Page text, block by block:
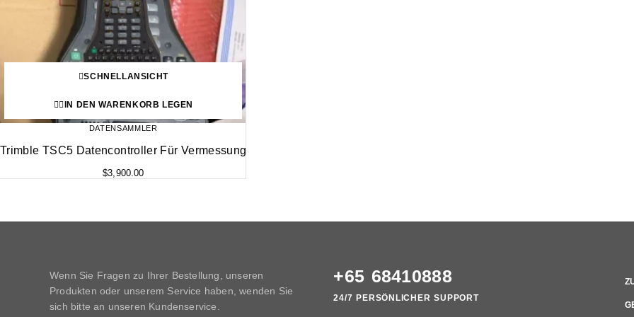
SCHNELLANSICHT
IN DEN WARENKORB LEGEN
DATENSAMMLER
Trimble TSC5 Datencontroller Für Vermessung
$3,900.00
Wenn Sie Fragen zu Ihrer Bestellung, unseren
Produkten oder unserem Service haben, wenden Sie
sich bitte an unseren Kundenservice.
+65 68410888
24/7 PERSÖNLICHER SUPPORT